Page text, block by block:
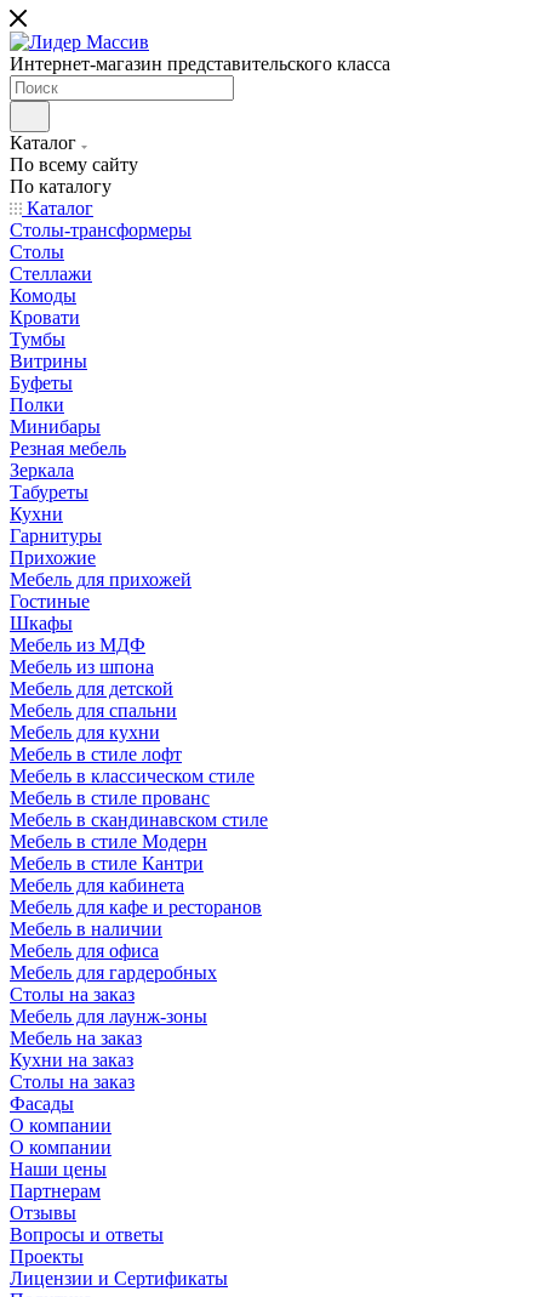
Интернет-магазин представительского класса
Каталог
По всему сайту
По каталогу
Каталог
Столы-трансформеры
Столы
Стеллажи
Комоды
Кровати
Тумбы
Витрины
Буфеты
Полки
Минибары
Резная мебель
Зеркала
Табуреты
Кухни
Гарнитуры
Прихожие
Мебель для прихожей
Гостиные
Шкафы
Мебель из МДФ
Мебель из шпона
Мебель для детской
Мебель для спальни
Мебель для кухни
Мебель в стиле лофт
Мебель в классическом стиле
Мебель в стиле прованс
Мебель в скандинавском стиле
Мебель в стиле Модерн
Мебель в стиле Кантри
Мебель для кабинета
Мебель для кафе и ресторанов
Мебель в наличии
Мебель для офиса
Мебель для гардеробных
Столы на заказ
Мебель для лаунж-зоны
Мебель на заказ
Кухни на заказ
Столы на заказ
Фасады
О компании
О компании
Наши цены
Партнерам
Отзывы
Вопросы и ответы
Проекты
Лицензии и Сертификаты